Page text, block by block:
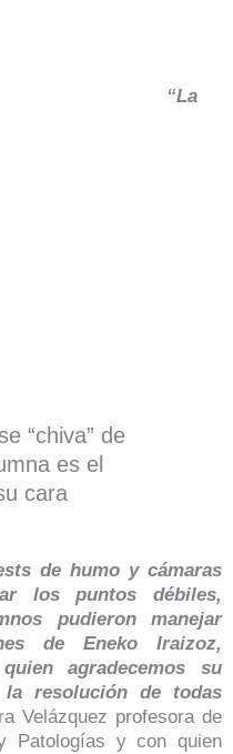
“chiva” de
es el
cara
“La
de humo y cámaras
los puntos débiles,
pudieron manejar
de Eneko Iraizoz,
agradecemos su
resolución de todas
Velázquez profesora de
Patologías y con quien